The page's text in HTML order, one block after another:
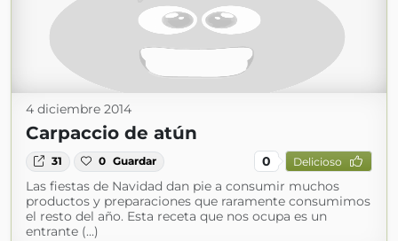
4 diciembre 2014
Carpaccio de atún
31 0 Guardar 0 Delicioso
Las fiestas de Navidad dan pie a consumir muchos
productos y preparaciones que raramente consumimos
el resto del año. Esta receta que nos ocupa es un
entrante (...)